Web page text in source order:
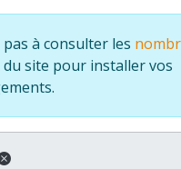
pas à consulter les
du site pour installer vos